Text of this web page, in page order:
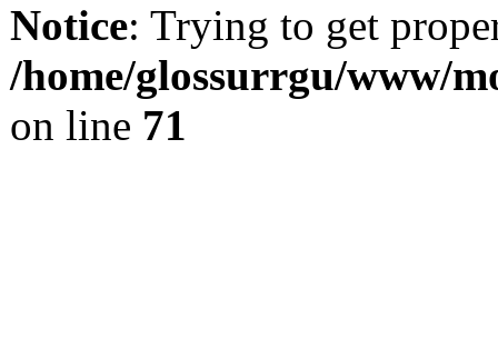
Notice: Trying to get
/home/glossurrgu/www/
on line 71